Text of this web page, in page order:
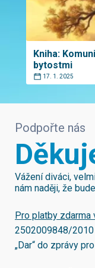
Kniha:
bytostmi
17. 1. 2025
Podpořte nás
Vážení diváci,
nám naději, že
Pro platby zdarma
2502009848/2010
„Dar“ do zprávy